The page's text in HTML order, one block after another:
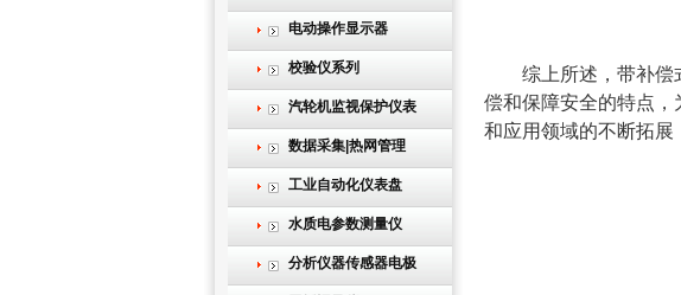
电动操作显示器
校验仪系列
汽轮机监视保护仪表
数据采集|热网管理
工业自动化仪表盘
水质电参数测量仪
分析仪器传感器电极
综上所述，带补偿式
偿和保障安全的特点
和应用领域的不断拓展